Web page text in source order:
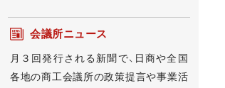
会議所ニュース
月３回発行される新聞で、日商や全国
各地の商工会議所の政策提言や事業活